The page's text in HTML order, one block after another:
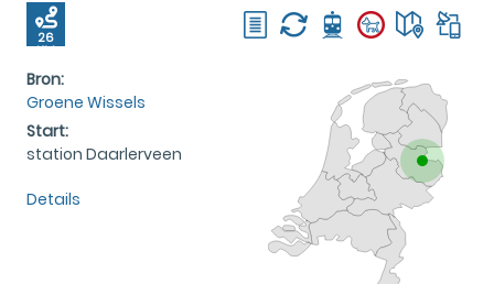
26
KM
Bron:
Groene Wissels
Start:
station Daarlerveen
Details